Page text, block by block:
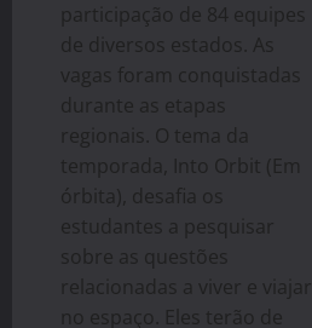
participação de 84 equipes
de diversos estados. As
vagas foram conquistadas
durante as etapas
regionais. O tema da
temporada, Into Orbit (Em
órbita), desafia os
estudantes a pesquisar
sobre as questões
relacionadas a viver e viajar
no espaço. Eles terão de